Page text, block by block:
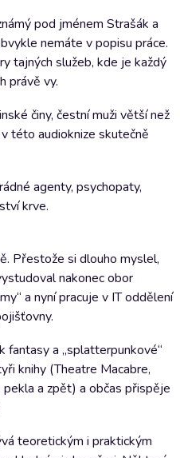
pod jménem Strašák a
nemáte v popisu práce.
tajných služeb, kde je každý
právě vy.
činy, čestní muži větší než
této audioknize skutečně
agenty, psychopaty,
krve.
Přestože si dlouho myslel,
nakonec obor
a nyní pracuje v IT oddělení
fantasy a „splatterpunkové“
knihy (Theatre Macabre,
a zpět) a občas přispěje
teoretickým i praktickým